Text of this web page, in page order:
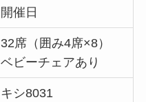
開催日
32席（囲み4席×8）
ベビーチェアあり
キシ8031